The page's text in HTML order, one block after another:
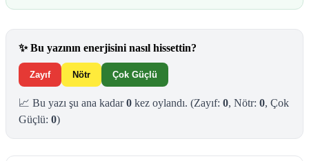
✨Bu yazının enerjisini nasıl hissettin?
Zayıf Nötr Çok Güçlü
📈 Bu yazı şu ana kadar0 kez oylandı. (Zayıf: 0, Nötr: 0, Çok
Güçlü: 0)